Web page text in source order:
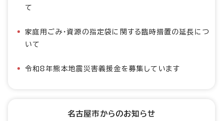
て
家庭用ごみ・資源の指定袋に関する臨時措置の延長につ
いて
令和8年熊本地震災害義援金を募集しています
名古屋市からのお知らせ